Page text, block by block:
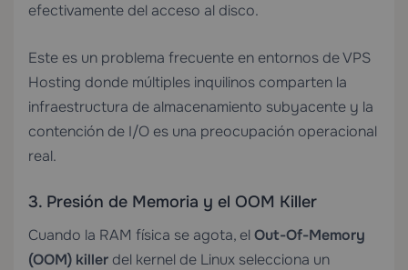
efectivamente del acceso al disco.
Este es un problema frecuente en entornos deVPS
Hosting donde múltiples inquilinos comparten la
infraestructura de almacenamiento subyacente y la
contención de I/O es una preocupación operacional
real.
3. Presión de Memoria y el OOM Killer
Cuando la RAM física se agota, el Out-Of-Memory
(OOM) killer del kernel de Linux selecciona un